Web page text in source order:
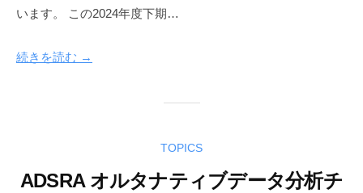
います。 この2024年度下期…
続きを読む →
TOPICS
ADSRA オルタナティブデータ分析チ